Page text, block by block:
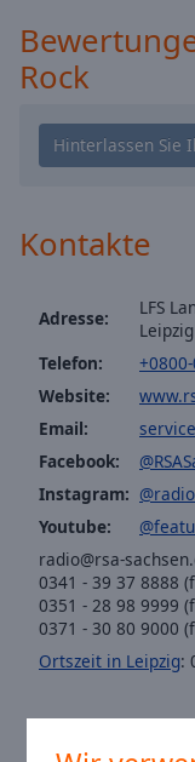
Text
Background
Color
Opacity
Area
Opacity
Edge
Style
Font
Rock
Kontakte
Adresse:
LFS
Telefon:
Website:
Email:
Facebook:
Instagram:
Youtube:
radio@rsa-
0341 - 39 37 8888
0351 - 28 98 9999
0371 - 30 80 9000
Ortszeit in Leipzig: